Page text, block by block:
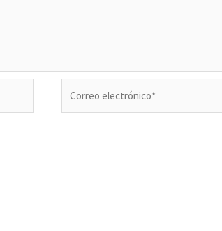
electrónico*